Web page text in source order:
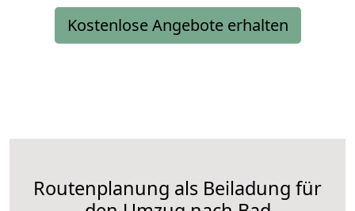
Kostenlose Angebote erhalten
Routenplanung als Beiladung für